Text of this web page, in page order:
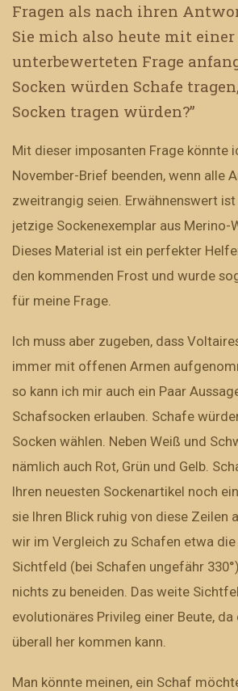
Fragen als nach ihren
Sie mich also heute mit
unterbewerteten Frage
Socken würden Schafe
Socken tragen würden?”
Mit dieser imposanten Frage könnte
November-Brief beenden, wenn alle
zweitrangig seien. Erwähnenswert
jetzige Sockenexemplar aus Merino-
Dieses Material ist ein perfekter
den kommenden Frost und wurde
für meine Frage.
Ich muss aber zugeben, dass
immer mit offenen Armen
so kann ich mir auch ein Paar
Schafsocken erlauben. Schafe
Socken wählen. Neben Weiß und
nämlich auch Rot, Grün und Gelb.
Ihren neuesten Sockenartikel noch
sie Ihren Blick ruhig von diese Zeilen
wir im Vergleich zu Schafen etwa
Sichtfeld (bei Schafen ungefähr
nichts zu beneiden. Das weite
evolutionäres Privileg einer Beute, da
überall her kommen kann.
Man könnte meinen, ein Schaf